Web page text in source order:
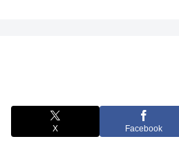
X Facebook